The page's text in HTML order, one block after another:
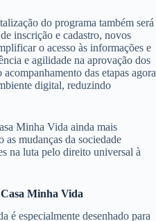
do programa também será
inscrição e cadastro, novos
o acesso às informações e
e agilidade na aprovação dos
das etapas agora
digital, reduzindo
Minha Vida ainda mais
mudanças da sociedade
na luta pelo direito universal à
Minha Vida
é especialmente desenhado para